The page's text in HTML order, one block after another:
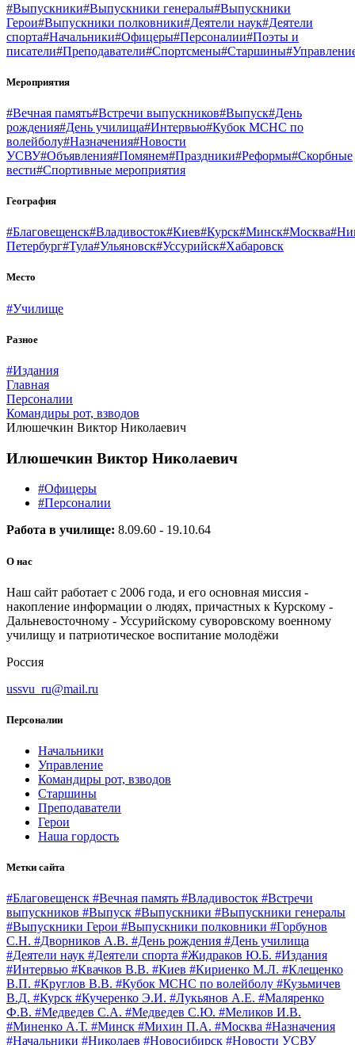
#Выпускники#Выпускники генералы#Выпускники
Герои#Выпускники полковники#Деятели наук#Деятели
спорта#Начальники#Офицеры#Персоналии#Поэты и
писатели#Преподаватели#Спортсмены#Старшины
Мероприятия
#Вечная память#Встречи выпускников#Выпуск#День
рождения#День училища#Интервью#Кубок МСНС по
волейболу#Назначения#Новости
УСВУ#Объявления#Помянем#Праздники#Реформы#Скорбные
вести#Спортивные мероприятия
География
#Благовещенск#Владивосток#Киев#Курск#Минск#Москва
Петербург#Тула#Ульяновск#Уссурийск#Хабаровск
Место
#Училище
Разное
#Издания
Главная
Персоналии
Командиры рот, взводов
Илюшечкин Виктор Николаевич
Илюшечкин Виктор Николаевич
#Офицеры
#Персоналии
Работа в училище: 8.09.60 - 19.10.64
О нас
Наш сайт работает с 2006 года, и его основная миссия -
накопление информации о людях, причастных к Курскому -
Дальневосточному - Уссурийскому суворовскому военному
училищу и патриотическое воспитание молодёжи
Россия
ussvu_ru@mail.ru
Персоналии
Начальники
Управление
Командиры рот, взводов
Старшины
Преподаватели
Герои
Наша гордость
Метки сайта
#Благовещенск #Вечная память #Владивосток #Встречи
выпускников #Выпуск #Выпускники #Выпускники генералы
#Выпускники Герои #Выпускники полковники #Горбунов
С.Н. #Дворников А.В. #День рождения #День училища
#Деятели наук #Деятели спорта #Жидраков Ю.Б. #Издания
#Интервью #Квачков В.В. #Киев #Кириенко М.Л. #Клещенко
В.П. #Круглов В.В. #Кубок МСНС по волейболу #Кузьмичев
В.Д. #Курск #Кучеренко Э.И. #Лукьянов А.Е. #Маляренко
Ф.В. #Медведев С.А. #Медведев С.Ю. #Меликов И.В.
#Миненко А.Т. #Минск #Михин П.А. #Москва #Назначения
#Начальники #Николаев #Новосибирск #Новости УСВУ